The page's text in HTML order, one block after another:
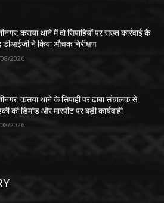
कसया थाने में दो सिपाहियों पर सख्त कार्रवाई के
डीआईजी ने किया औचक निरीक्षण
2026
कसया थाने के सिपाही पर ढाबा संचालक से
की डिमांड और मारपीट पर बड़ी कार्यवाही
2026